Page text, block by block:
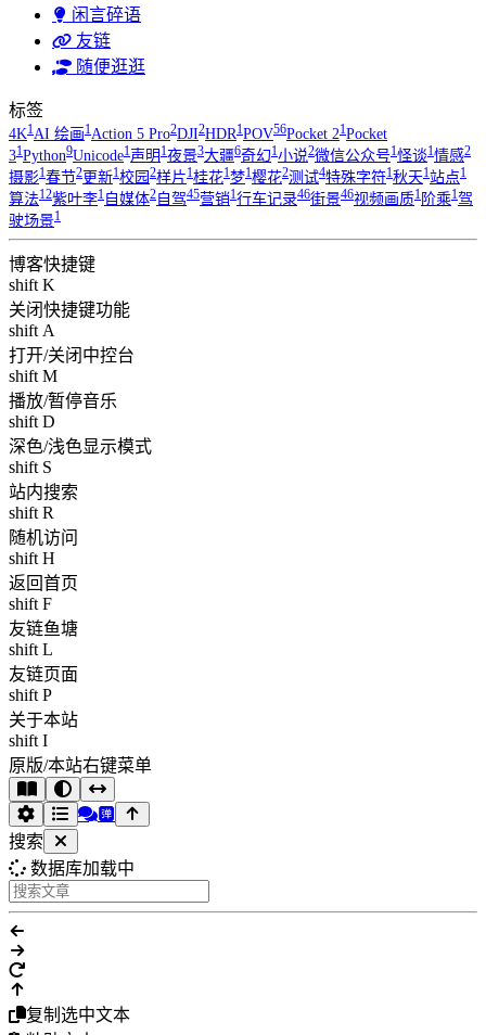
闲言碎语
友链
随便逛逛
标签
4K1AI 绘画1Action 5 Pro2DJI2HDR1POV56Pocket 21Pocket
31Python9Unicode1声明 1夜景3大疆6奇幻1小说2微信公众号1怪谈1情感2
摄影1春节2更新1校园2样片1桂花1梦1樱花2测试4特殊字符1秋天1站点1
算法12紫叶李1自媒体2自驾45营销1行车记录46街景46视频画质1阶乘1驾
驶场景1
博客快捷键
shift K
关闭快捷键功能
shift A
打开/关闭中控台
shift M
播放/暂停音乐
shift D
深色/浅色显示模式
shift S
站内搜索
shift R
随机访问
shift H
返回首页
shift F
友链鱼塘
shift L
友链页面
shift P
关于本站
shift I
原版/本站右键菜单
搜索
数据库加载中
复制选中文本